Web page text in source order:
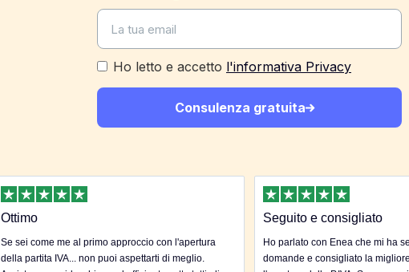
Ho letto e accetto l'informativa Privacy
Consulenza gratuita
Ottimo
Se sei come me al primo approccio con l'apertura
della partita IVA... non puoi aspettarti di meglio.
Seguito e consigliato
Ho parlato con Enea che mi ha
domande e consigliato la